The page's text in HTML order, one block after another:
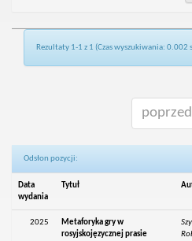
Rezultaty 1-1 z 1 (Czas wyszukiwania: 0.002
Odsłon pozycji:
Data
wydania
Tytuł
2025
Metaforyka gry w
rosyjskojęzycznej prasie